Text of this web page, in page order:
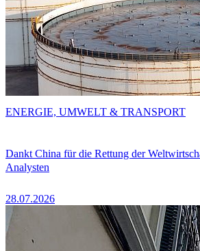
Dankt China für die Rettung der
Analysten
28.07.2026
ENERGIE, UMWELT & TRANSPORT